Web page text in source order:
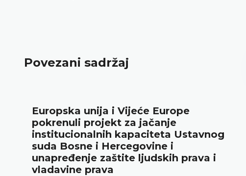
Povezani sadržaj
Europska unija i Vijeće Europe
pokrenuli projekt za jačanje
institucionalnih kapaciteta Ustavnog
suda Bosne i Hercegovine i
unapređenje zaštite ljudskih prava i
vladavine prava